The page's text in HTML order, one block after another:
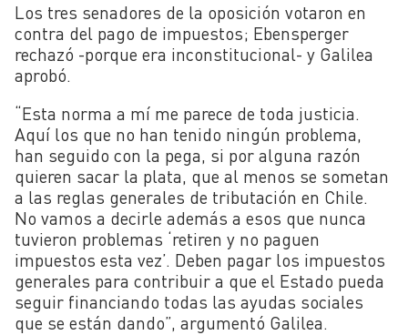
Los tres senadores de la oposición votaron en
contra del pago de impuestos; Ebensperger
rechazó -porque era inconstitucional- y Galilea
aprobó.
“Esta norma a mí me parece de toda justicia.
Aquí los que no han tenido ningún problema,
han seguido con la pega, si por alguna razón
quieren sacar la plata, que al menos se sometan
a las reglas generales de tributación en Chile.
No vamos a decirle además a esos que nunca
tuvieron problemas ‘retiren y no paguen
impuestos esta vez’. Deben pagar los impuestos
generales para contribuir a que el Estado pueda
seguir financiando todas las ayudas sociales
que se están dando”, argumentó Galilea.